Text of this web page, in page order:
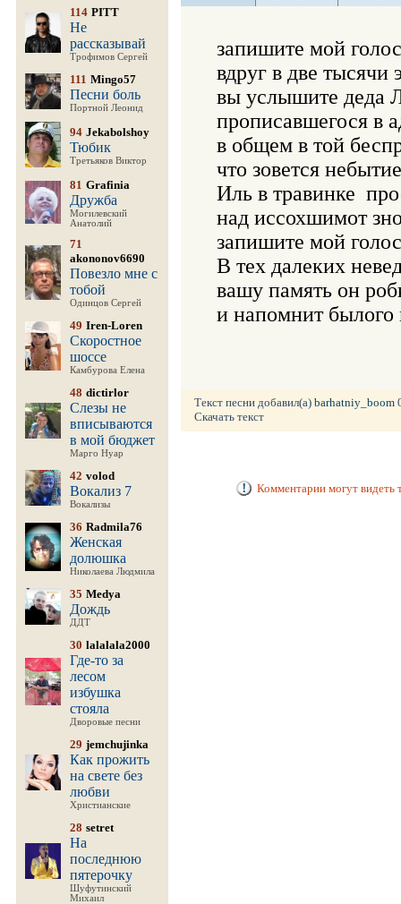
114 PITT
Не
рассказывай
Трофимов Сергей
111 Mingo57
Песни боль
Портной Леонид
94 Jekabolshoy
Тюбик
Третьяков Виктор
81 Grafinia
Дружба
Могилевский
Анатолий
71
akononov6690
Повезло мне с
тобой
Одинцов Сергей
49 Iren-Loren
Скоростное
шоссе
Камбурова Елена
48 dictirlor
Слезы не
вписываются
в мой бюджет
Марго Нуар
42 volod
Вокализ 7
Вокализы
36 Radmila76
Женская
долюшка
Николаева Людмила
35 Medya
Дождь
ДДТ
30 lalalala2000
Где-то за
лесом
избушка
стояла
Дворовые песни
29 jemchujinka
Как прожить
на свете без
любви
Христианские
28 setret
На
последнюю
пятерочку
Шуфутинский
Михаил
запишите мой
вдруг в две тысячи
вы услышите деда
прописавшегося в
в общем в той
что зовется
Иль в травинке
над иссохшимот
запишите мой
В тех далеких
вашу память он
и напомнит былого
Текст песни добавил(а) barhatniy_boom
Скачать текст
Комментарии могут видеть